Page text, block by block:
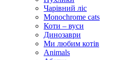
Чарівний ліс
Monochrome cats
Коти – вуси
Динозаври
Ми любим котів
Animals